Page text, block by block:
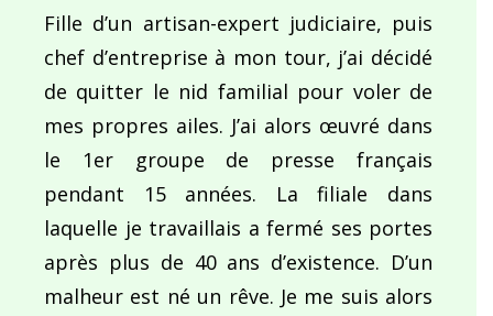
Fille d’un artisan-expert judiciaire, puis
chef d’entreprise à mon tour, j’ai décidé
de quitter le nid familial pour voler de
mes propres ailes. J’ai alors œuvré dans
le 1er groupe de presse français
pendant 15 années. La filiale dans
laquelle je travaillais a fermé ses portes
après plus de 40 ans d’existence. D’un
malheur est né un rêve. Je me suis alors